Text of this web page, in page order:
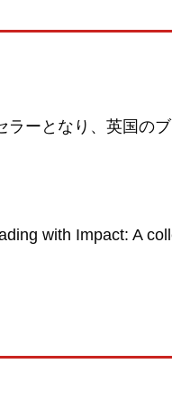
となり、英
with Impact: